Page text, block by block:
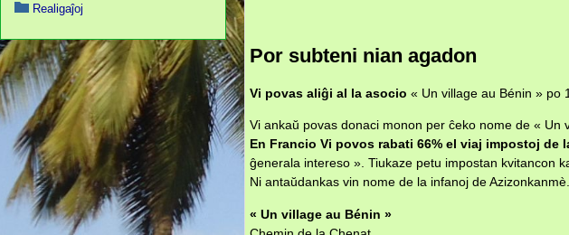
Por subteni nian agadon
Vi povas aliĝi al la asocio « Un village au Bénin » po
Vi ankaŭ povas donaci monon per ĉeko nome de « Un
En Francio Vi povos rabati 66% el viaj impostoj de
ĝenerala intereso ». Tiukaze petu impostan kvitancon
Ni antaŭdankas vin nome de la infanoj de Azizonkanmè.
« Un village au Bénin »
Realigaĵoj